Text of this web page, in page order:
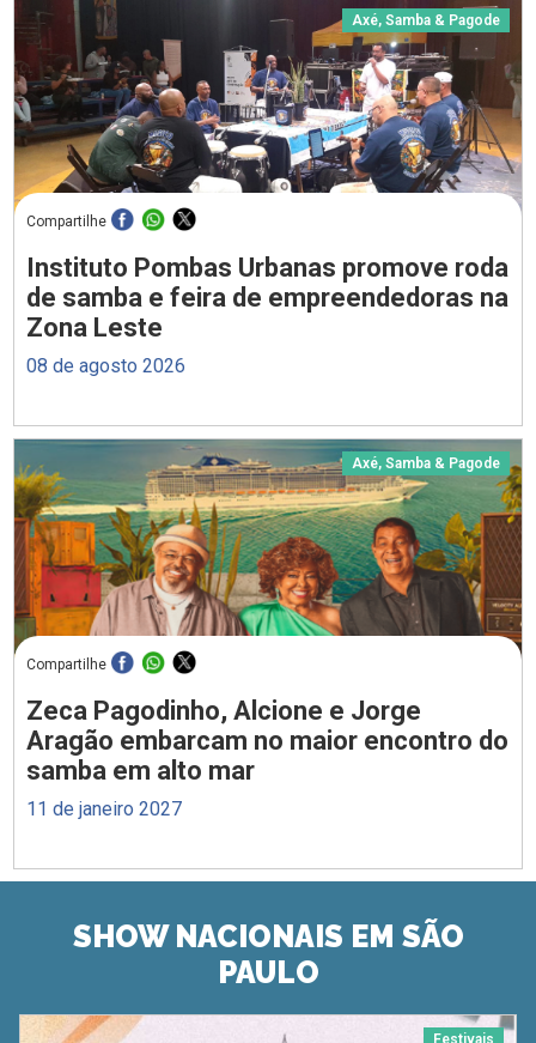
Axé, Samba & Pagode
Compartilhe
Instituto Pombas Urbanas promove roda
de samba e feira de empreendedoras na
Zona Leste
08 de agosto 2026
Axé, Samba & Pagode
Compartilhe
Zeca Pagodinho, Alcione e Jorge
Aragão embarcam no maior encontro do
samba em alto mar
11 de janeiro 2027
SHOW NACIONAIS EM SÃO
PAULO
Festivais